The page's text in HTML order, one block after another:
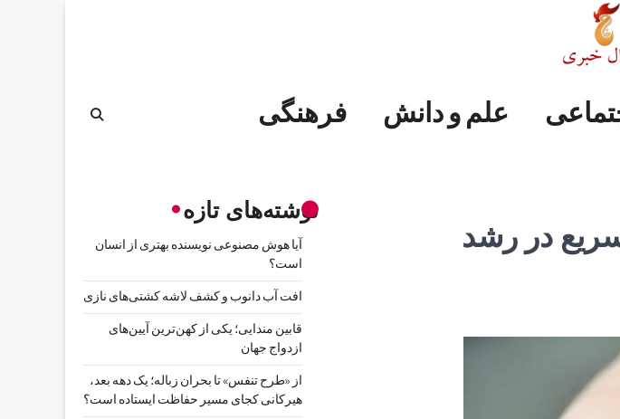
صفحه
ایران
جهان
خاورمیانه
اجتماعی
علم
فرهنگی
علم و دانش فرهنگی
در رشد
نوشته‌های تازه
آیا هوش مصنوعی نویسنده بهتری از انسان
است؟
افت آب دانوب و کشف لاشه کشتی‌های نازی
قابین مندایی؛ یکی از کهن‌ترین آیین‌های
ازدواج جهان
از «طرح تنفس» تا بحران زباله؛ یک دهه بعد،
هیرکانی کجای مسیر حفاظت ایستاده است؟